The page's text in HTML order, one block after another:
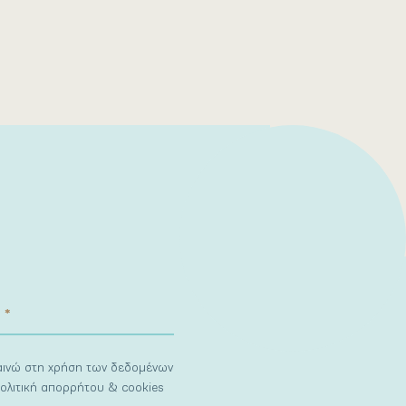
στη χρήση των δεδομένων
απορρήτου & cookies